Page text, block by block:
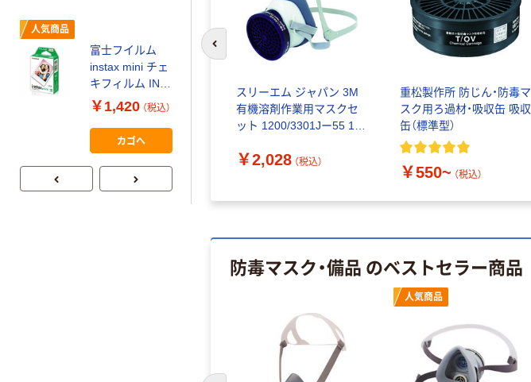
スリーエム ジャパン 3M
有機溶剤作業用マスクセ
ット 1200/3301Jー55 1セ
￥2,028 （税込）
重松製作所 防じん・防毒マ
スク用ろ過材・吸収缶 吸収
缶（標準型）
￥550~ （税込）
前のスライドへ
防毒マスク・備品 のベストセラー商品
人気商品
人気商品
富士フイルム
instax mini チェ
キフィルム INS
MINI JP1 1パッ
ク（10枚入り）
￥1,420 （税込）
カゴへ
ミー+
￥149~ （税込）
本気プライス
スクル 現場のチ
カラ 厚さ
0.22mm 布テー
サイズ
100μ（ミクロン）
￥458~ （税込）
本気プライス
中判 再生紙
100％ 200枚
FSC認証 シング
ル 大王製紙共同
￥149~